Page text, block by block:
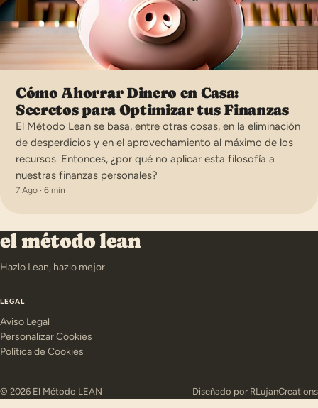
Cómo Ahorrar Dinero en Casa:
Secretos para Optimizar tus Finanzas
El Método Lean se basa, entre otras cosas, en la eliminación
de desperdicios y en el aprovechamiento al máximo de los
recursos. Entonces, ¿por qué no aplicar esta filosofía a
nuestras finanzas personales?
7 Ago · 6 min
el método lean
Hazlo Lean, hazlo mejor
LEGAL
Aviso Legal
Personalizar Cookies
Política de Cookies
© 2026 El Método LEAN Diseñado por RLujanCreations